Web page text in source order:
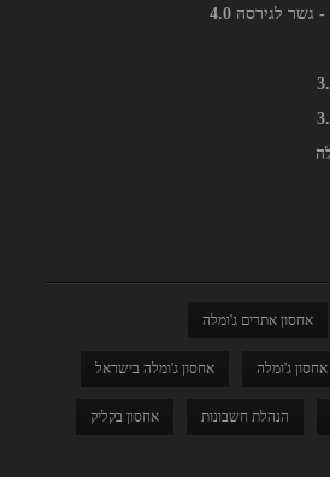
אחסון אתרים ג'ומלה
אחסון ג'ומלה אחסון ג'ומלה בישראל
הנהלת חשבונות אחסון בקליק